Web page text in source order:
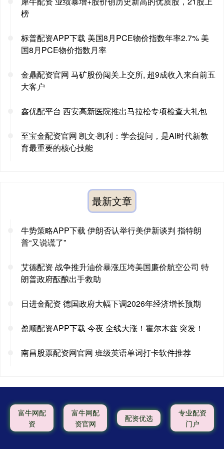
榜
标普配资APP下载 美国8月PCE物价指数年率2.7% 美
国8月PCE物价指数月率
金鼎配资官网 马矿股份闯关上交所, 超9成收入来自前五
大客户
鑫优配平台 西安高新医院推出马拉松专项检查大礼包
至宝金配资官网 凯文·凯利：学会提问，是AI时代新教
育最重要的核心技能
最新文章
牛势策略APP下载 伊朗否认举行美伊新谈判 指特朗
普“又说谎了”
艾德配资 战争推升油价暴涨压垮美国廉价航空公司 特
朗普政府酝酿出手救助
日进金配资 德国政府大幅下调2026年经济增长预期
盈顺配资APP下载 今夜 全线大涨！霍尔木兹 突发！
南昌股票配资网官网 班级英语单词打卡软件推荐
富牛网配
资
富牛网配
资官网
配资优选
专业配资
门户